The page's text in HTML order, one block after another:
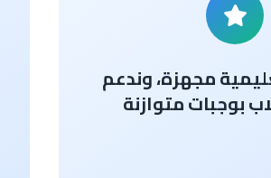
مجهزة، وندعم
بوجبات متوازنة